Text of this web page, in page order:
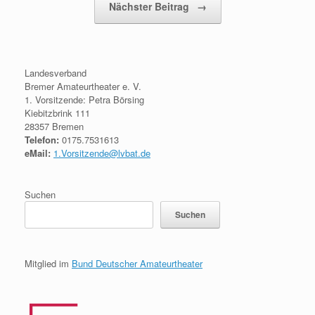
Nächster Beitrag →
Landesverband
Bremer Amateurtheater e. V.
1. Vorsitzende: Petra Börsing
Kiebitzbrink 111
28357 Bremen
Telefon: 0175.7531613
eMail: 1.Vorsitzende@lvbat.de
Suchen
Suchen
Mitglied im Bund Deutscher Amateurtheater